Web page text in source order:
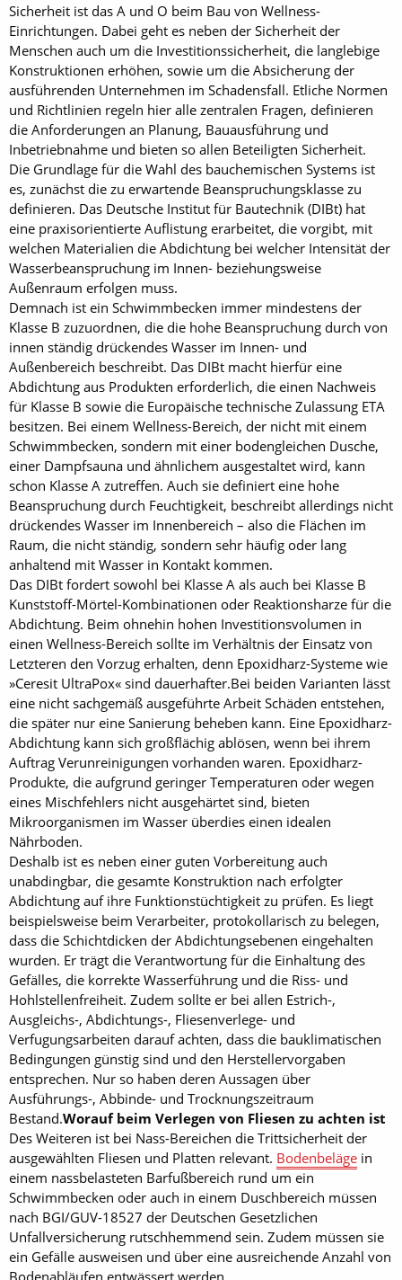
Sicherheit ist das A und O beim Bau von Wellness-
Einrichtungen. Dabei geht es neben der Sicherheit der
Menschen auch um die Investitionssicherheit, die langlebige
Konstruktionen erhöhen, sowie um die Absicherung der
ausführenden Unternehmen im Schadensfall. Etliche Normen
und Richtlinien regeln hier alle zentralen Fragen, definieren
die Anforderungen an Planung, Bauausführung und
Inbetriebnahme und bieten so allen Beteiligten Sicherheit.
Die Grundlage für die Wahl des bauchemischen Systems ist
es, zunächst die zu erwartende Beanspruchungsklasse zu
definieren. Das Deutsche Institut für Bautechnik (DIBt) hat
eine praxisorientierte Auflistung erarbeitet, die vorgibt, mit
welchen Materialien die Abdichtung bei welcher Intensität der
Wasserbeanspruchung im Innen- beziehungsweise
Außenraum erfolgen muss.
Demnach ist ein Schwimmbecken immer mindestens der
Klasse B zuzuordnen, die die hohe Beanspruchung durch von
innen ständig drückendes Wasser im Innen- und
Außenbereich beschreibt. Das DIBt macht hierfür eine
Abdichtung aus Produkten erforderlich, die einen Nachweis
für Klasse B sowie die Europäische technische Zulassung ETA
besitzen. Bei einem Wellness-Bereich, der nicht mit einem
Schwimmbecken, sondern mit einer bodengleichen Dusche,
einer Dampfsauna und ähnlichem ausgestaltet wird, kann
schon Klasse A zutreffen. Auch sie definiert eine hohe
Beanspruchung durch Feuchtigkeit, beschreibt allerdings nicht
drückendes Wasser im Innenbereich – also die Flächen im
Raum, die nicht ständig, sondern sehr häufig oder lang
anhaltend mit Wasser in Kontakt kommen.
Das DIBt fordert sowohl bei Klasse A als auch bei Klasse B
Kunststoff-Mörtel-Kombinationen oder Reaktionsharze für die
Abdichtung. Beim ohnehin hohen Investitionsvolumen in
einen Wellness-Bereich sollte im Verhältnis der Einsatz von
Letzteren den Vorzug erhalten, denn Epoxidharz-Systeme wie
»Ceresit UltraPox« sind dauerhafter.Bei beiden Varianten lässt
eine nicht sachgemäß ausgeführte Arbeit Schäden entstehen,
die später nur eine Sanierung beheben kann. Eine Epoxidharz-
Abdichtung kann sich großflächig ablösen, wenn bei ihrem
Auftrag Verunreinigungen vorhanden waren. Epoxidharz-
Produkte, die aufgrund geringer Temperaturen oder wegen
eines Mischfehlers nicht ausgehärtet sind, bieten
Mikroorganismen im Wasser überdies einen idealen
Nährboden.
Deshalb ist es neben einer guten Vorbereitung auch
unabdingbar, die gesamte Konstruktion nach erfolgter
Abdichtung auf ihre Funktionstüchtigkeit zu prüfen. Es liegt
beispielsweise beim Verarbeiter, protokollarisch zu belegen,
dass die Schichtdicken der Abdichtungsebenen eingehalten
wurden. Er trägt die Verantwortung für die Einhaltung des
Gefälles, die korrekte Wasserführung und die Riss- und
Hohlstellenfreiheit. Zudem sollte er bei allen Estrich-,
Ausgleichs-, Abdichtungs-, Fliesenverlege- und
Verfugungsarbeiten darauf achten, dass die bauklimatischen
Bedingungen günstig sind und den Herstellervorgaben
entsprechen. Nur so haben deren Aussagen über
Ausführungs-, Abbinde- und Trocknungszeitraum
Bestand.Worauf beim Verlegen von Fliesen zu achten ist
Des Weiteren ist bei Nass-Bereichen die Trittsicherheit der
ausgewählten Fliesen und Platten relevant. Bodenbeläge in
einem nassbelasteten Barfußbereich rund um ein
Schwimmbecken oder auch in einem Duschbereich müssen
nach BGI/GUV-18527 der Deutschen Gesetzlichen
Unfallversicherung rutschhemmend sein. Zudem müssen sie
ein Gefälle ausweisen und über eine ausreichende Anzahl von
Bodenabläufen entwässert werden.